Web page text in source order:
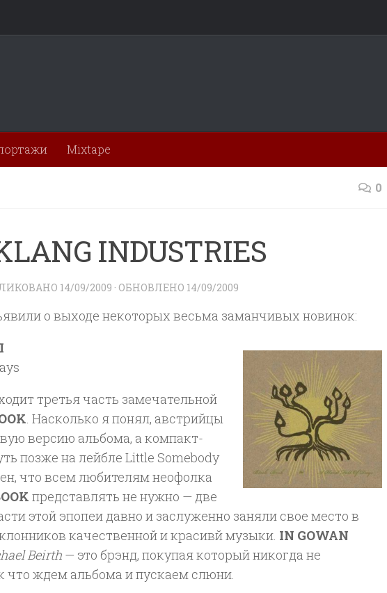
Mixtape
0
INDUSTRIES
14/09/2009 · ОБНОВЛЕНО 14/09/2009
о выходе некоторых весьма заманчивых новинок:
третья часть замечательной
. Насколько я понял, австрийцы
версию альбома, а компакт-
позже на лейбле Little Somebody
что всем любителям неофолка
представлять не нужно — две
этой эпопеи давно и заслуженно заняли свое место в
качественной и красивй музыки. IN GOWAN
Beirth — это брэнд, покупая который никогда не
что ждем альбома и пускаем слюни.